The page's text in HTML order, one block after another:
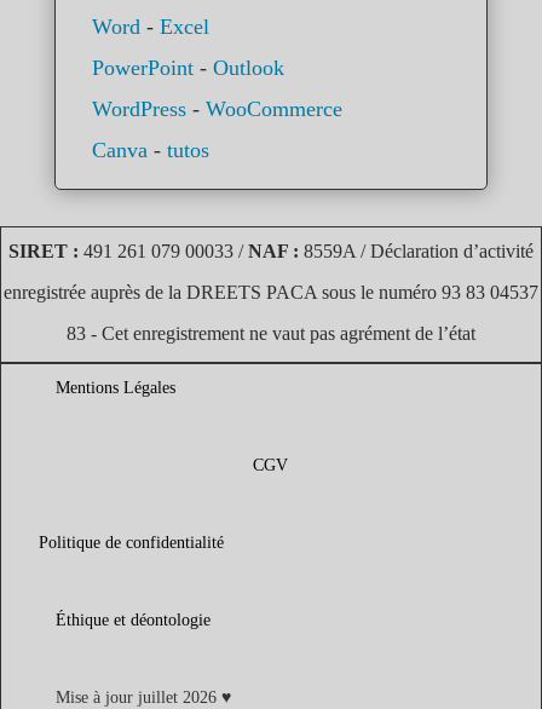
Word - Excel
PowerPoint- Outlook
WordPress- WooCommerce
Canva - tutos
SIRET : 491 261 079 00033 /NAF : 8559A / Déclaration d’activité
enregistrée auprès de la DREETS PACA sous le numéro 93 83 04537
83 - Cet enregistrement ne vaut pas agrément de l’état
Mentions Légales
CGV
Politique de confidentialité
Éthique et déontologie
Mise à jour juillet 2026 ♥